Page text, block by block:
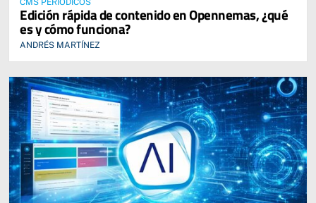
CMS PERIÓDICOS
Edición rápida de contenido en Opennemas, ¿qué
es y cómo funciona?
ANDRÉS MARTÍNEZ